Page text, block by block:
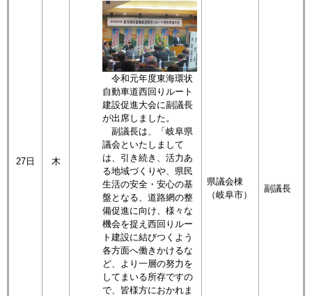
27日 木
令和元年度東海環状
自動車道西回りルート
建設促進大会に副議長
が出席しました。
副議長は、「岐阜県
議会といたしまして
は、引き続き、活力あ
る地域づくりや、県民
生活の安全・安心の基
盤となる、道路網の整
備促進に向け、様々な
機会を捉え西回りルー
ト建設に結びつくよう
各方面へ働きかけるな
ど、より一層の努力を
してまいる所存ですの
で、皆様方におかれま
県議会棟
（岐阜市）
副議長